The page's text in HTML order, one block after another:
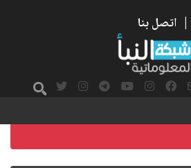
| اتصل بنا